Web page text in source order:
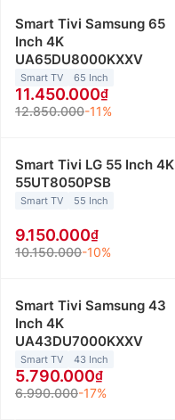
Smart Tivi Samsung 65
Inch 4K
UA65DU8000KXXV
Smart TV 65 Inch
11.450.000
12.850.000-11%
Smart Tivi LG 55 Inch 4K
55UT8050PSB
Smart TV 55 Inch
9.150.000
10.150.000-10%
Smart Tivi Samsung 43
Inch 4K
UA43DU7000KXXV
Smart TV 43 Inch
5.790.000
6.990.000-17%